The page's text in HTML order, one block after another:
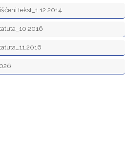
tekst_1.12.2014